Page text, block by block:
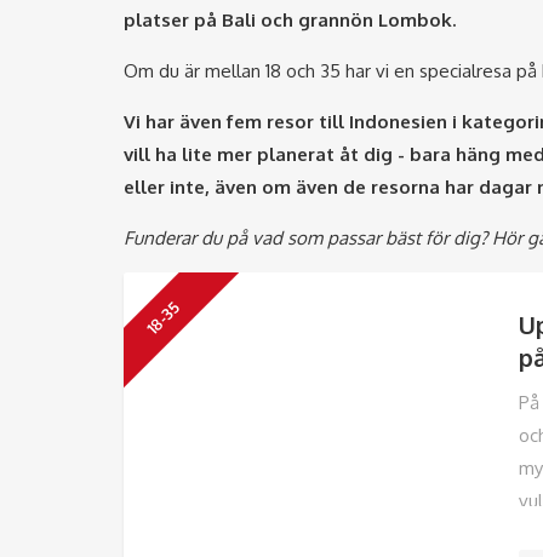
platser på Bali och grannön Lombok.
Om du är mellan 18 och 35 har vi en specialresa
Vi har även fem resor till Indonesien i
vill ha lite mer planerat åt dig - bara häng
eller inte, även om även de resorna har
Funderar du på vad som passar bäst för dig? Hör
18-35